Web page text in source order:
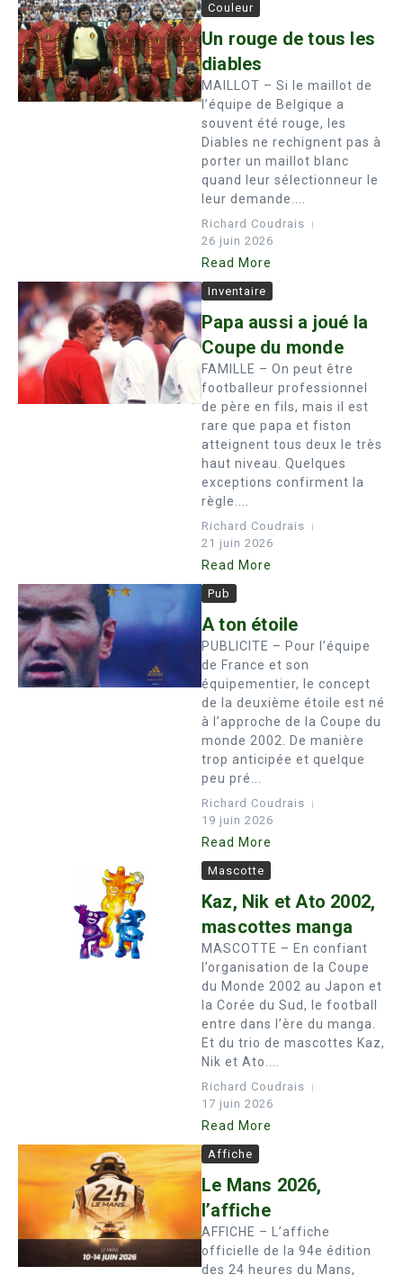
Couleur
Un rouge de tous les
diables
MAILLOT – Si le maillot de
l’équipe de Belgique a
souvent été rouge, les
Diables ne rechignent pas à
porter un maillot blanc
quand leur sélectionneur le
leur demande....
Richard Coudrais
26 juin 2026
Read More
Inventaire
Papa aussi a joué la
Coupe du monde
FAMILLE – On peut être
footballeur professionnel
de père en fils, mais il est
rare que papa et fiston
atteignent tous deux le très
haut niveau. Quelques
exceptions confirment la
règle....
Richard Coudrais
21 juin 2026
Read More
Pub
A ton étoile
PUBLICITE – Pour l’équipe
de France et son
équipementier, le concept
de la deuxième étoile est né
à l’approche de la Coupe du
monde 2002. De manière
trop anticipée et quelque
peu pré...
Richard Coudrais
19 juin 2026
Read More
Mascotte
Kaz, Nik et Ato 2002,
mascottes manga
MASCOTTE – En confiant
l’organisation de la Coupe
du Monde 2002 au Japon et
la Corée du Sud, le football
entre dans l’ère du manga.
Et du trio de mascottes Kaz,
Nik et Ato....
Richard Coudrais
17 juin 2026
Read More
Affiche
Le Mans 2026,
l’affiche
AFFICHE – L’affiche
officielle de la 94e édition
des 24 heures du Mans,